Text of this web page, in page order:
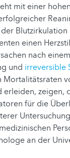
mit einer
einen
nach
und irreversible
Mortalitätsraten
erleiden, zeigen,
für die
an der